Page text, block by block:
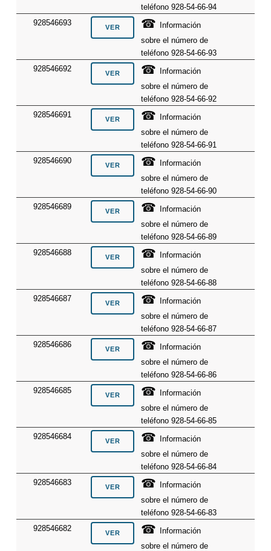
teléfono 928-54-66-94
928546693
☎
Información
sobre el número de
teléfono 928-54-66-93
928546692
☎
Información
sobre el número de
teléfono 928-54-66-92
928546691
☎
Información
sobre el número de
teléfono 928-54-66-91
928546690
☎
Información
sobre el número de
teléfono 928-54-66-90
928546689
☎
Información
sobre el número de
teléfono 928-54-66-89
928546688
☎
Información
sobre el número de
teléfono 928-54-66-88
928546687
☎
Información
sobre el número de
teléfono 928-54-66-87
928546686
☎
Información
sobre el número de
teléfono 928-54-66-86
928546685
☎
Información
sobre el número de
teléfono 928-54-66-85
928546684
☎
Información
sobre el número de
teléfono 928-54-66-84
928546683
☎
Información
sobre el número de
teléfono 928-54-66-83
928546682
☎
Información
sobre el número de